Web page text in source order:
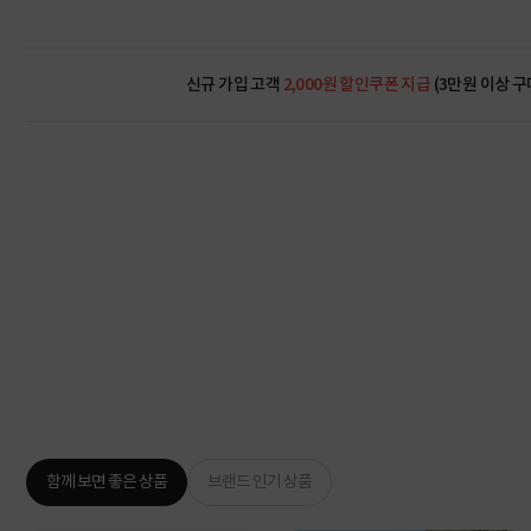
신규 가입 고객 2,000원 할인쿠폰 지급 (3만원 이상 구
함께 보면 좋은 상품 브랜드 인기 상품